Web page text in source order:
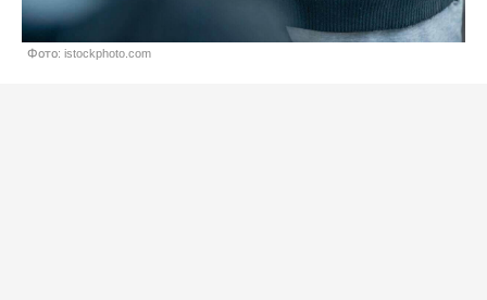
Фото: istockphoto.com